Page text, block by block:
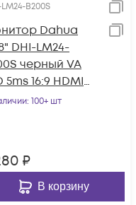
B200S
Dahua
DHI-LM24-
черный VA
5ms 16:9 HDMI
матовая 3000:1
: 100+ шт
₽
В корзину